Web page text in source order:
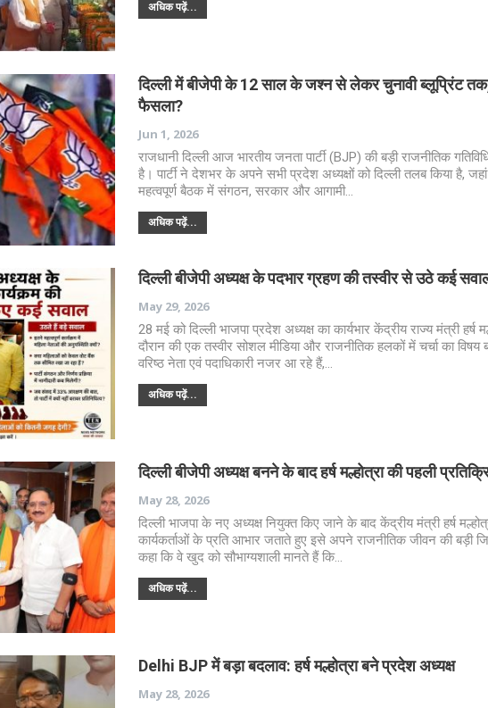
अधिक पढ़ें...
दिल्ली में बीजेपी के 12 साल के जश्न से लेकर चुनावी ब्लूप्रिंट तक,
फैसला?
Jun 1, 2026
राजधानी दिल्ली आज भारतीय जनता पार्टी (BJP) की बड़ी राजनीतिक
है। पार्टी ने देशभर के अपने सभी प्रदेश अध्यक्षों को दिल्ली तलब किया है,
महत्वपूर्ण बैठक में संगठन, सरकार और आगामी…
अधिक पढ़ें...
दिल्ली बीजेपी अध्यक्ष के पदभार ग्रहण की तस्वीर से उठे कई
May 29, 2026
28 मई को दिल्ली भाजपा प्रदेश अध्यक्ष का कार्यभार केंद्रीय राज्य मंत्री हर्ष
दौरान की एक तस्वीर सोशल मीडिया और राजनीतिक हलकों में चर्चा का
वरिष्ठ नेता एवं पदाधिकारी नजर आ रहे हैं,…
अधिक पढ़ें...
दिल्ली बीजेपी अध्यक्ष बनने के बाद हर्ष मल्होत्रा की पहली
May 28, 2026
दिल्ली भाजपा के नए अध्यक्ष नियुक्त किए जाने के बाद केंद्रीय मंत्री हर्ष
कार्यकर्ताओं के प्रति आभार जताते हुए इसे अपने राजनीतिक जीवन की बड़ी
कहा कि वे खुद को सौभाग्यशाली मानते हैं कि…
अधिक पढ़ें...
Delhi BJP में बड़ा बदलाव: हर्ष मल्होत्रा बने प्रदेश अध्यक्ष
May 28, 2026